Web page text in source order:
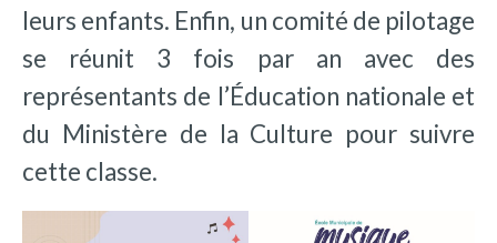
leurs enfants. Enfin, un comité de pilotage
se réunit 3 fois par an avec des
représentants de l’Éducation nationale et
du Ministère de la Culture pour suivre
cette classe.